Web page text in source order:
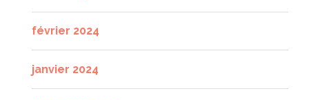
février 2024
janvier 2024